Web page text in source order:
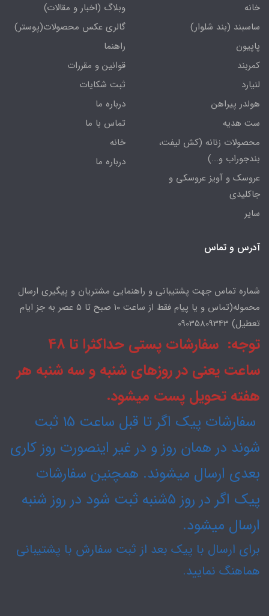
خانه
ساسبند (بند شلوار)
پاپیون
کمربند
لنیارد
هولدر پیراهن
ست هدیه
محصولات زنانه (کش لیفت،
بندجوراب و...)
عروسک و آویز عروسکی و
جاکلیدی
سایر
وبلاگ (اخبار و مقالات)
گالری عکس محصولات(پوستر)
راهنما
قوانین و مقررات
ثبت شکایات
درباره ما
تماس با ما
خانه
درباره ما
آدرس و تماس
شماره تماس جهت پشتیبانی و راهنمایی مشتریان و پیگیری ارسال
محموله(تماس و یا پیام فقط از ساعت ۱۰ صبح تا ۵ عصر به جز ایام
تعطیل) 09035809343
توجه: سفارشات پستی حداکثرا تا 48
ساعت یعنی در روزهای شنبه و سه شنبه هر
هفته تحویل پست میشود.
سفارشات پیک اگر تا قبل ساعت 15 ثبت
شوند در همان روز و در غیر اینصورت روز کاری
بعدی ارسال میشوند. همچنین سفارشات
پیک اگر در روز ۵شنبه ثبت شود در روز شنبه
ارسال میشود.
برای ارسال با پیک بعد از ثبت سفارش با پشتیبانی
هماهنگ نمایید.